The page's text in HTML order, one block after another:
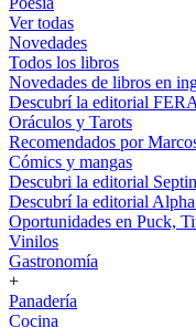
Ver todas
Novedades
Todos los libros
Novedades de libros en
Descubrí la editorial FERA
Oráculos y Tarots
Recomendados por
Cómics y mangas
Descubri la editorial
Descubrí la editorial
Oportunidades en Puck,
Vinilos
Gastronomía
+
Panadería
Cocina